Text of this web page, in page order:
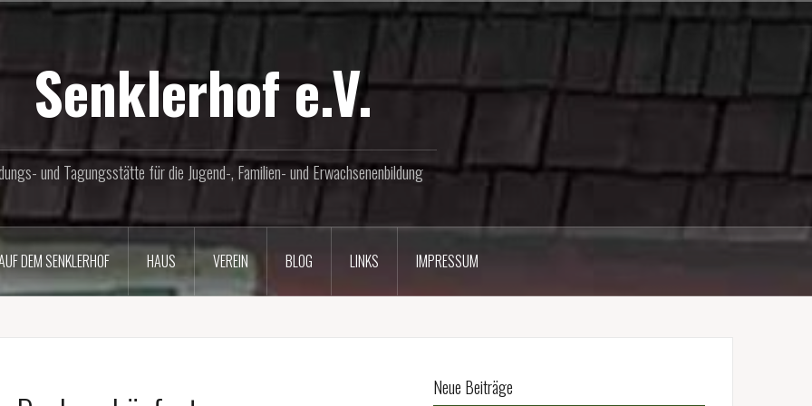
Senklerhof e.V.
und Tagungsstätte für die Jugend-, Familien- und Erwachsenenbildung
DEM SENKLERHOF HAUS VEREIN BLOG LINKS IMPRESSUM
Neue Beiträge